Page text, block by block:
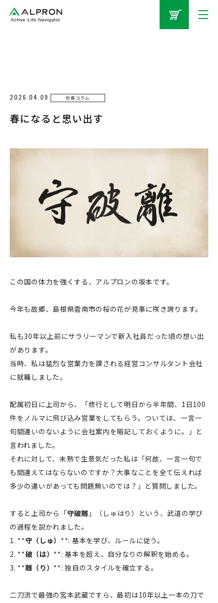
2026.04.09 社長コラム
春になると思い出す
この国の体力を強くする、アルプロンの坂本です。
今年も故郷、島根県雲南市の桜の花が見事に咲き誇ります。
私も30年以上前にサラリーマンで新入社員だった頃の想い出
があります。
当時、私は猛烈な営業力を課される経営コンサルタント会社
に就職しました。
配属初日に上司から、「修行として明日から半年間、1日100
件をノルマに飛び込み営業をしてもらう。ついては、一言一
句間違いのないように会社案内を暗記しておくように。」と
言われました。
それに対して、未熟で生意気だった私は「何故、一言一句で
も間違えてはならないのですか？大事なことを全て伝えれば
多少の違いがあっても問題無いのでは？」と質問しました。
すると上司から「守破離 」（しゅはり）という、武道の学び
の過程を説かれました。
1. **守（しゅ） **: 基本を学び、ルールに従う。
2. **破（は） **: 基本を超え、自分なりの解釈を始める。
3. **離（り） **: 独自のスタイルを確立する。
二刀流で最強の宮本武蔵ですら、最初は10年以上一本の刀で